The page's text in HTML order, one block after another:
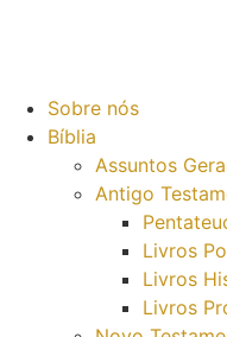
Sobre nós
Bíblia
Assuntos
Antigo
Livros
Livros
Livros